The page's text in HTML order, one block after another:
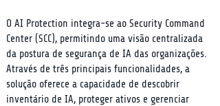
O AI Protection integra-se ao Security Command
Center (SCC), permitindo uma visão centralizada
da postura de segurança de IA das organizações.
Através de três principais funcionalidades, a
solução oferece a capacidade de descobrir
inventário de IA, proteger ativos e gerenciar